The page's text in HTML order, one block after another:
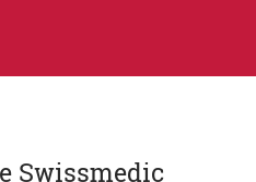
Swissmedic